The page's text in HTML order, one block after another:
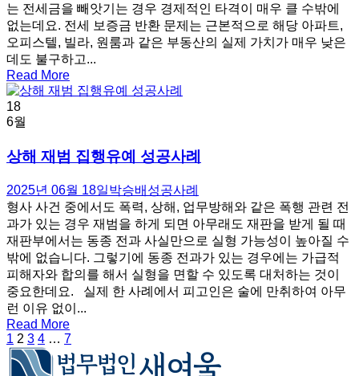
는 전세금을 빼앗기는 경우 경제적인 타격이 매우 클 수밖에
없는데요. 전세 보증금 반환 문제는 근본적으로 해당 아파트,
오피스텔, 빌라, 원룸과 같은 부동산의 실제 가치가 매우 낮은
데도 불구하고...
Read More
18
6월
상해 재범 집행유예 성공사례
2025년 06월 18일박승배 성공사례
형사 사건 중에서도 폭력, 상해, 업무방해와 같은 폭행 관련 전
과가 있는 경우 재범을 하게 되면 아무래도 재판을 받게 될 때
재판부에서는 동종 전과 사실만으로 실형 가능성이 높아질 수
밖에 없습니다. 그렇기에 동종 전과가 있는 경우에는 가급적
피해자와 합의를 해서 실형을 면할 수 있도록 대처하는 것이
중요한데요. 실제 한 사례에서 피고인은 술에 만취하여 아무
런 이유 없이...
Read More
1 2 3 4 … 7